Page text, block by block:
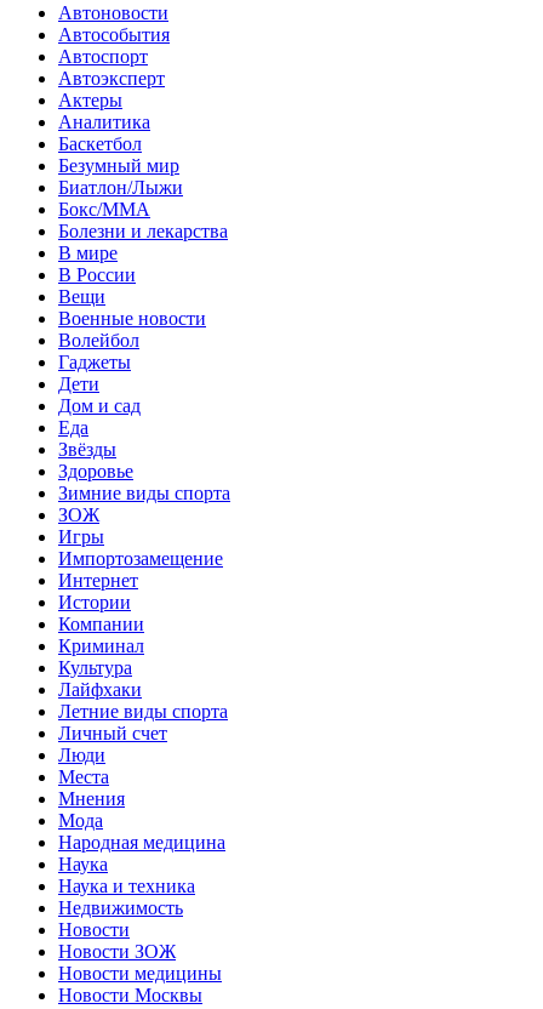
Автоновости
Автособытия
Автоспорт
Автоэксперт
Актеры
Аналитика
Баскетбол
Безумный мир
Биатлон/Лыжи
Бокс/MMA
Болезни и лекарства
В мире
В России
Вещи
Военные новости
Волейбол
Гаджеты
Дети
Дом и сад
Еда
Звёзды
Здоровье
Зимние виды спорта
ЗОЖ
Игры
Импортозамещение
Интернет
Истории
Компании
Криминал
Культура
Лайфхаки
Летние виды спорта
Личный счет
Люди
Места
Мнения
Мода
Народная медицина
Наука
Наука и техника
Недвижимость
Новости
Новости ЗОЖ
Новости медицины
Новости Москвы